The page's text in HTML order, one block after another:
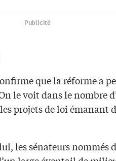
Publicité
que la réforme a
le voit dans le nombre
projets de loi émanant
les sénateurs nommés